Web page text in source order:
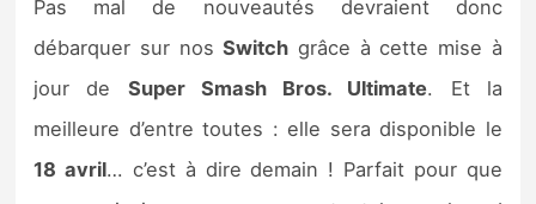
Pas mal de nouveautés devraient donc
débarquer sur nosSwitch grâce à cette mise à
jour de Super Smash Bros. Ultimate. Et la
meilleure d’entre toutes : elle sera disponible le
18 avril… c’est à dire demain ! Parfait pour que